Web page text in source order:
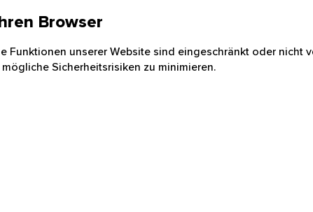
Browser
Funktionen unserer Website sind eingeschränkt oder nicht
Sicherheitsrisiken zu minimieren.